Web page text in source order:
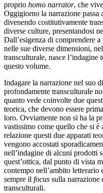
proprio homo narrator, che
Oggigiorno la narrazione passa
divenendo costitutivamente
diverse culture, presentandosi
Dall’esigenza di comprendere
nelle sue diverse dimensioni,
transculturale, nasce l’indagine
questo volume.
Indagare la narrazione nel suo
profondamente transculturale
quanto vede coinvolte due
teorica, che devono essere
loro. Ovviamente non si ha la
vastissimo come quello che si
relazione questi due apparati
vengono accostati
nell’indagine di alcuni prodotti
quest’ottica, dal punto di vista
contempo nell’ambito letterario
sempre il focus sulla narrazione
transculturali.